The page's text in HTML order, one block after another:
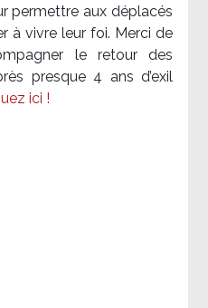
permettre aux déplacés
à vivre leur foi. Merci de
le retour des
presque 4 ans d’exil
ici !